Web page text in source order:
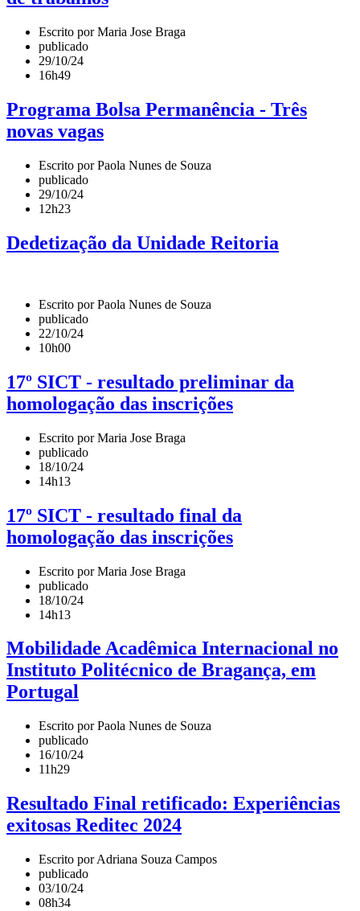
Escrito por Maria Jose Braga
publicado
29/10/24
16h49
Programa Bolsa Permanência - Três
novas vagas
Escrito por Paola Nunes de Souza
publicado
29/10/24
12h23
Dedetização da Unidade Reitoria
Escrito por Paola Nunes de Souza
publicado
22/10/24
10h00
17º SICT - resultado preliminar da
homologação das inscrições
Escrito por Maria Jose Braga
publicado
18/10/24
14h13
17º SICT - resultado final da
homologação das inscrições
Escrito por Maria Jose Braga
publicado
18/10/24
14h13
Mobilidade Acadêmica Internacional no
Instituto Politécnico de Bragança, em
Portugal
Escrito por Paola Nunes de Souza
publicado
16/10/24
11h29
Resultado Final retificado: Experiências
exitosas Reditec 2024
Escrito por Adriana Souza Campos
publicado
03/10/24
08h34